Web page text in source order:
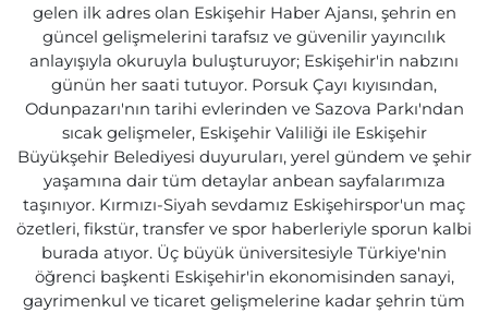
gelen ilk adres olan Eskişehir Haber Ajansı, şehrin en
güncel gelişmelerini tarafsız ve güvenilir yayıncılık
anlayışıyla okuruyla buluşturuyor; Eskişehir'in nabzını
günün her saati tutuyor. Porsuk Çayı kıyısından,
Odunpazarı'nın tarihi evlerinden ve Sazova Parkı'ndan
sıcak gelişmeler, Eskişehir Valiliği ile Eskişehir
Büyükşehir Belediyesi duyuruları, yerel gündem ve şehir
yaşamına dair tüm detaylar anbean sayfalarımıza
taşınıyor. Kırmızı-Siyah sevdamız Eskişehirspor'un maç
özetleri, fikstür, transfer ve spor haberleriyle sporun kalbi
burada atıyor. Üç büyük üniversitesiyle Türkiye'nin
öğrenci başkenti Eskişehir'in ekonomisinden sanayi,
gayrimenkul ve ticaret gelişmelerine kadar şehrin tüm